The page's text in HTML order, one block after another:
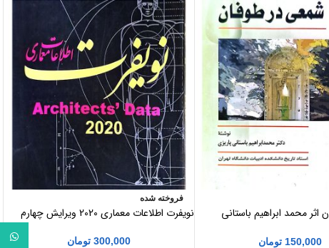
محمد ابراهیم باستانی
150,000 تومان
فروخته شده
نویفرت اطلاعات معماری 2020 ویرایش چهارم
300,000 تومان